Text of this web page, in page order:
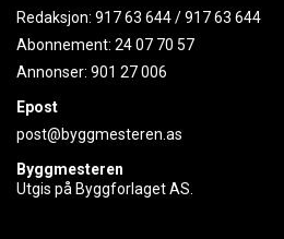
Redaksjon: 917 63 644/917 63 644
Abonnement: 24 07 70 57
Annonser: 901 27 006
Epost
post@byggmesteren.as
Byggmesteren
Utgis på Byggforlaget AS.